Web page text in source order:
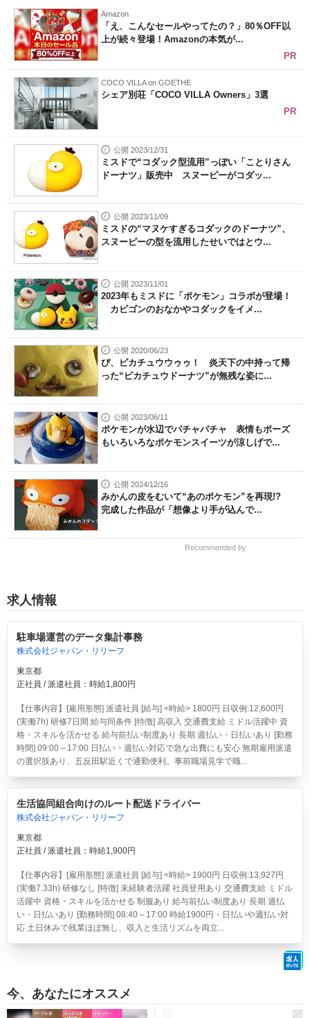
Amazon
「え、こんなセールやってたの？」80％OFF以
上が続々登場！Amazonの本気が...
PR
COCO VILLA on GOETHE
シェア別荘「COCO VILLA Owners」3選
PR
公開 2023/12/31
ミスドで“コダック型流用”っぽい「ことりさん
ドーナツ」販売中 スヌーピーがコダッ...
公開 2023/11/09
ミスドの“マヌケすぎるコダックのドーナツ”、
スヌーピーの型を流用したせいではとウ...
公開 2023/11/01
2023年もミスドに「ポケモン」コラボが登場！
カビゴンのおなかやコダックをイメ...
公開 2020/06/23
ぴ、ピカチュウウゥゥ！ 炎天下の中持って帰
った“ピカチュウドーナツ”が無残な姿に...
公開 2023/06/11
ポケモンが水辺でパチャパチャ 表情もポーズ
もいろいろなポケモンスイーツが涼しげで...
公開 2024/12/16
みかんの皮をむいて“あのポケモン”を再現!?
完成した作品が「想像より手が込んで...
Recommended by
求人情報
駐車場運営のデータ集計事務
株式会社ジャパン・リリーフ
東京都
正社員 / 派遣社員：時給1,800円
【仕事内容】[雇用形態] 派遣社員 [給与] <時給> 1800円 日収例:12,600円
(実働7h) 研修7日間:給与同条件 [特徴] 高収入 交通費支給 ミドル活躍中 資
格・スキルを活かせる 給与前払い制度あり 長期 週払い・日払いあり [勤務
時間] 09:00～17:00 日払い・週払い対応で急な出費にも安心 無期雇用派遣
の選択肢あり、五反田駅近くで通勤便利。事前職場見学で職...
生活協同組合向けのルート配送ドライバー
株式会社ジャパン・リリーフ
東京都
正社員 / 派遣社員：時給1,900円
【仕事内容】[雇用形態] 派遣社員 [給与] <時給> 1900円 日収例:13,927円
(実働7.33h) 研修なし [特徴] 未経験者活躍 社員登用あり 交通費支給 ミドル
活躍中 資格・スキルを活かせる 制服あり 給与前払い制度あり 長期 週払
い・日払いあり [勤務時間] 08:40～17:00 時給1900円・日払いや週払い対
応 土日休みで残業ほぼ無し、収入と生活リズムを両立...
今、あなたにオススメ